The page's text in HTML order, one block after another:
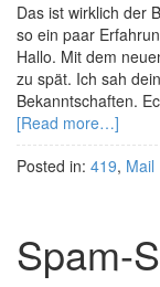
Das ist wirklich der
so ein paar
Hallo. Mit dem
zu spät. Ich sah
Bekanntschaften.
[Read more…]
Posted in: 419, Mail
Spam-